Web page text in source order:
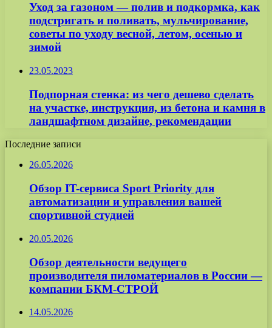
Уход за газоном — полив и подкормка, как
подстригать и поливать, мульчирование,
советы по уходу весной, летом, осенью и
зимой
23.05.2023
Подпорная стенка: из чего дешево сделать
на участке, инструкция, из бетона и камня в
ландшафтном дизайне, рекомендации
Последние записи
26.05.2026
Обзор IT-сервиса Sport Priority для
автоматизации и управления вашей
спортивной студией
20.05.2026
Обзор деятельности ведущего
производителя пиломатериалов в России —
компании БКМ-СТРОЙ
14.05.2026